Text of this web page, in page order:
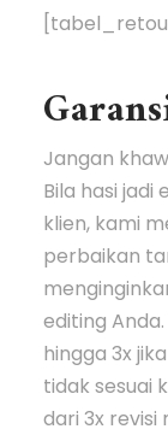
Jangan
Bila hasi jadi
klien, kami
perbaikan
editing
hingga 3x
tidak sesuai
dari 3x